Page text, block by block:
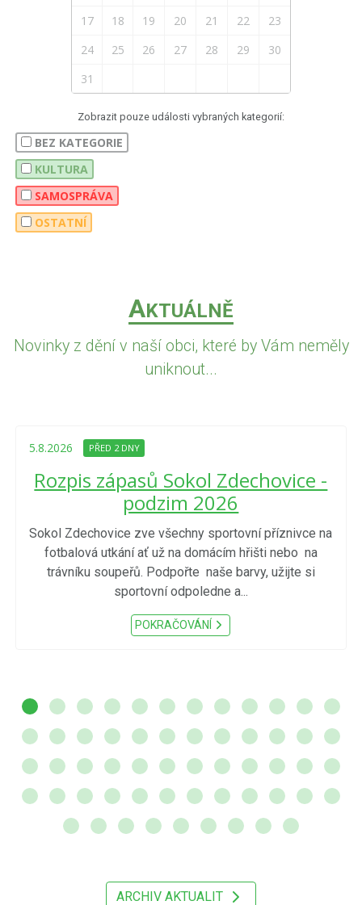
17
18 19 20 21 22
23
24
25 26 27 28 29
30
31
Zobrazit pouze události vybraných kategorií:
BEZ KATEGORIE
KULTURA
SAMOSPRÁVA
OSTATNÍ
AKTUÁLNĚ
Novinky z dění v naší obci, které by Vám neměly
uniknout...
5.8.2026 PŘED 2 DNY
Rozpis zápasů Sokol Zdechovice -
podzim 2026
Sokol Zdechovice zve všechny sportovní příznivce na
fotbalová utkání ať už na domácím hřišti nebo na
trávníku soupeřů. Podpořte naše barvy, užijte si
sportovní odpoledne a...
POKRAČOVÁNÍ
ARCHIV AKTUALIT